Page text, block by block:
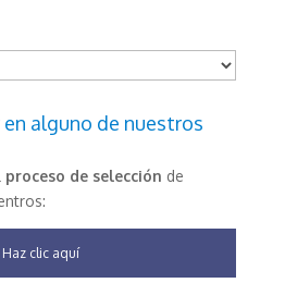
alguno de nuestros
proceso de selección de
Haz clic aquí